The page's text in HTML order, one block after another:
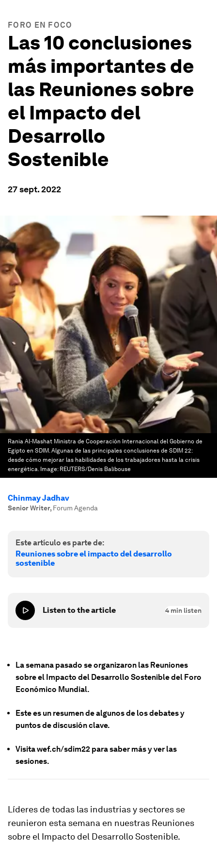
FORO EN FOCO
Las 10 conclusiones
más importantes de
las Reuniones sobre
el Impacto del
Desarrollo
Sostenible
27 sept. 2022
Rania Al-Mashat Ministra de Cooperación Internacional del Gobierno de
Egipto en SDIM. Algunas de las principales conclusiones de SDIM 22:
desde cómo mejorar las habilidades de los trabajadores hasta la crisis
energética. Image: REUTERS/Denis Balibouse
Chinmay Jadhav
Senior Writer, Forum Agenda
Este artículo es parte de:
Reuniones sobre el impacto del desarrollo
sostenible
Listen to the article 4 min listen
La semana pasado se organizaron las Reuniones
sobre el Impacto del Desarrollo Sostenible del Foro
Económico Mundial.
Este es un resumen de algunos de los debates y
puntos de discusión clave.
Visita wef.ch/sdim22 para saber más y ver las
sesiones.
Líderes de todas las industrias y sectores se
reunieron esta semana en nuestras Reuniones
sobre el Impacto del Desarrollo Sostenible.